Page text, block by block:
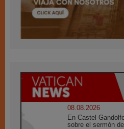
08.08.2026
En Castel
sobre el sermón